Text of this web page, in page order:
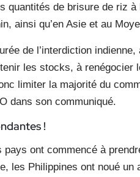
quantités de brisure de riz
ainsi qu’en Asie et au
de l’interdiction
les stocks, à
limiter la majorité du
dans son communiqué.
!
ont commencé à
les Philippines ont noué